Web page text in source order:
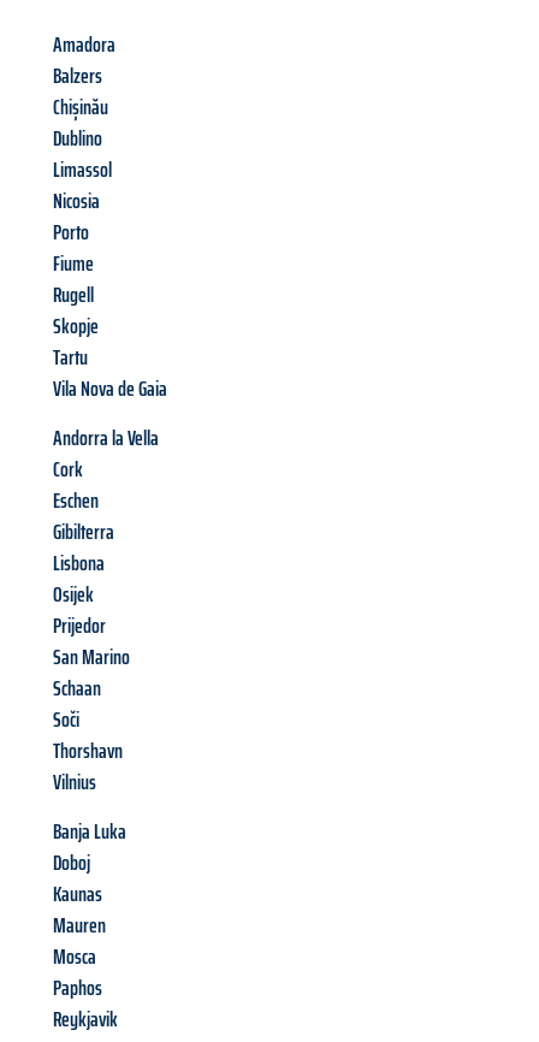
Amadora
Balzers
Chișinău
Dublino
Limassol
Nicosia
Porto
Fiume
Rugell
Skopje
Tartu
Vila Nova de Gaia
Andorra la Vella
Cork
Eschen
Gibilterra
Lisbona
Osijek
Prijedor
San Marino
Schaan
Soči
Thorshavn
Vilnius
Banja Luka
Doboj
Kaunas
Mauren
Mosca
Paphos
Reykjavik